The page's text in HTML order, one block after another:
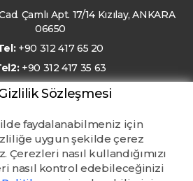
Çamlı Apt. 17/14 Kızılay, ANKARA
06650
+90 312 417 65 20
+90 312 417 35 63
kmo@kmo.org.tr
Sözleşmesi
faydalanabilmeniz için
uygun şekilde çerez
Çerezleri nasıl kullandığımızı
nasıl kontrol edebileceğinizi